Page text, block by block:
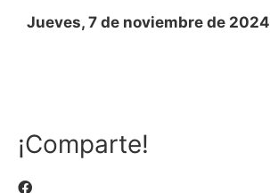
Jueves, 7 de noviembre de 2024
¡Comparte!